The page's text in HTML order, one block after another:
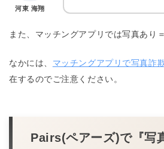
河東 海翔
また、マッチングアプリでは写真あり
なかには、 マッチングアプリで写真詐
在するのでご注意ください。
Pairs(ペアーズ)で『写